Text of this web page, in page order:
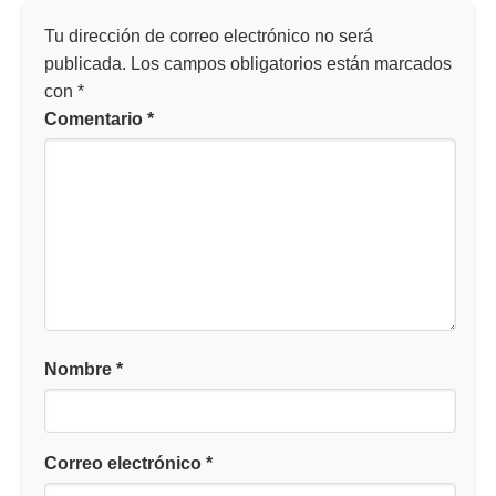
Tu dirección de correo electrónico no será
publicada. Los campos obligatorios están marcados
con *
Comentario *
Nombre *
Correo electrónico *